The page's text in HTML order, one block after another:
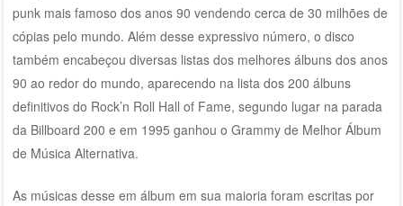
punk mais famoso dos anos 90 vendendo cerca de 30 milhões de
cópias pelo mundo. Além desse expressivo número, o disco
também encabeçou diversas listas dos melhores álbuns dos anos
90 ao redor do mundo, aparecendo na lista dos 200 álbuns
definitivos do Rock’n Roll Hall of Fame, segundo lugar na parada
da Billboard 200 e em 1995 ganhou o Grammy de Melhor Álbum
de Música Alternativa.
As músicas desse em álbum em sua maioria foram escritas por